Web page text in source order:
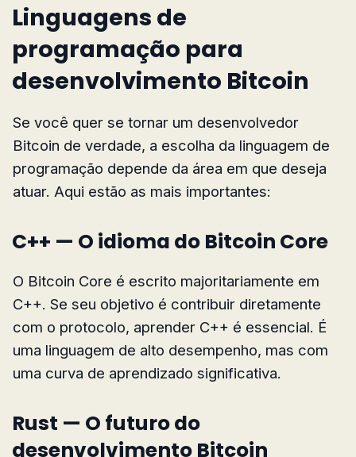
Linguagens de
programação para
desenvolvimento Bitcoin
Se você quer se tornar um desenvolvedor
Bitcoin de verdade, a escolha da linguagem de
programação depende da área em que deseja
atuar. Aqui estão as mais importantes:
C++ — O idioma do Bitcoin Core
O Bitcoin Core é escrito majoritariamente em
C++. Se seu objetivo é contribuir diretamente
com o protocolo, aprender C++ é essencial. É
uma linguagem de alto desempenho, mas com
uma curva de aprendizado significativa.
Rust — O futuro do
desenvolvimento Bitcoin